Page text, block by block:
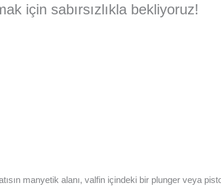
için sabırsızlıkla bekliyoruz!
manyetik alanı, valfin içindeki bir plunger veya